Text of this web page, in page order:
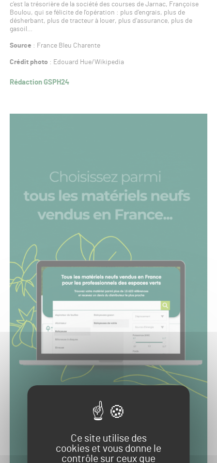
Ce site utilise des
cookies et vous donne le
contrôle sur ceux que
c’est la trésorière de la société des courses de Jarnac, Françoise
Boulou, qui se félicite de l’opération : plus d’engrais, plus de
désherbant, plus de tracteur à louer, plus d’assurance, plus de
gasoil…
Source : France Bleu Charente
Crédit photo : Edouard Hue/Wikipedia
Rédaction GSPH24